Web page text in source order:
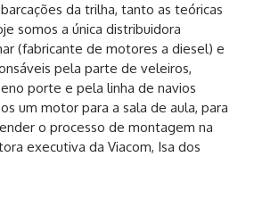
da trilha, tanto as teóricas
somos a única distribuidora
(fabricante de motores a diesel) e
pela parte de veleiros,
porte e pela linha de navios
um motor para a sala de aula, para
o processo de montagem na
executiva da Viacom, Isa dos